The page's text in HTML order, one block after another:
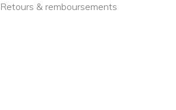
Retours & remboursements